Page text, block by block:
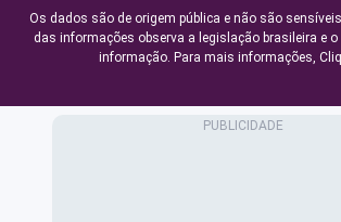
Os dados são de origem pública e não são
das informações observa a legislação brasileira e
informação. Para mais informações,